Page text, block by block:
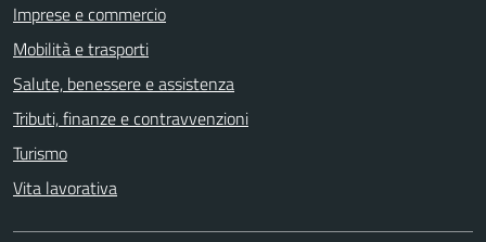
Imprese e commercio
Mobilità e trasporti
Salute, benessere e assistenza
Tributi, finanze e contravvenzioni
Turismo
Vita lavorativa